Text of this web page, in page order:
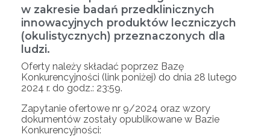
w zakresie badań przedklinicznych
innowacyjnych produktów leczniczych
(okulistycznych) przeznaczonych dla
ludzi.
Oferty należy składać poprzez Bazę
Konkurencyjności (link poniżej) do dnia 28 lutego
2024 r. do godz.: 23:59.
Zapytanie ofertowe nr 9/2024 oraz wzory
dokumentów zostały opublikowane w Bazie
Konkurencyjności: